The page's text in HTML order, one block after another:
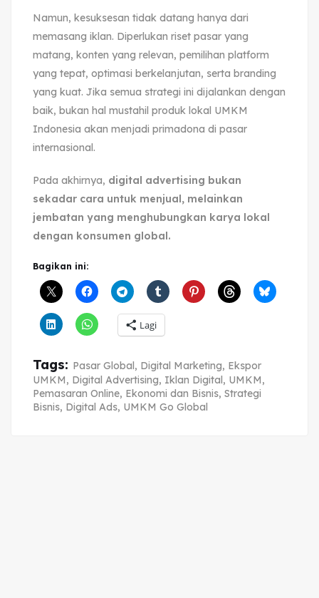
Namun, kesuksesan tidak datang hanya dari
memasang iklan. Diperlukan riset pasar yang
matang, konten yang relevan, pemilihan platform
yang tepat, optimasi berkelanjutan, serta branding
yang kuat. Jika semua strategi ini dijalankan dengan
baik, bukan hal mustahil produk lokal UMKM
Indonesia akan menjadi primadona di pasar
internasional.
Pada akhirnya, digital advertising bukan
sekadar cara untuk menjual, melainkan
jembatan yang menghubungkan karya lokal
dengan konsumen global.
Bagikan ini:
Lagi
Tags: Pasar Global, Digital Marketing, Ekspor
UMKM, Digital Advertising, Iklan Digital, UMKM,
Pemasaran Online, Ekonomi dan Bisnis, Strategi
Bisnis, Digital Ads, UMKM Go Global